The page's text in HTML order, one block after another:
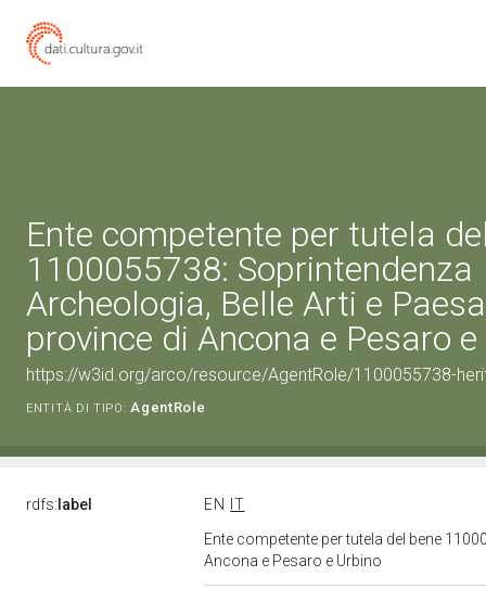
Ente competente per tutela
1100055738: Soprintendenza
Archeologia, Belle Arti e
province di Ancona e Pesaro
https://w3id.org/arco/resource/AgentRole/1100055738-
ENTITÀ DI TIPO: AgentRole
rdfs: label EN
IT
Ente competente per tutela del bene
Ancona e Pesaro e Urbino